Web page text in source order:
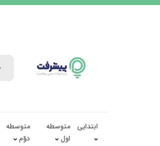
ابتدایی
متوسطه
اول
متوسطه
دوّم